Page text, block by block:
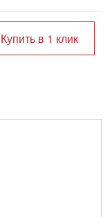
Купить в 1 клик